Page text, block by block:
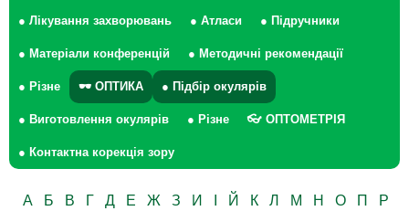
● Лікування захворювань ● Атласи ● Підручники
● Матеріали конференцій ● Методичні рекомендації
● Різне 🕶 ОПТИКА ● Підбір окулярів
● Виготовлення окулярів ● Різне 👓 ОПТОМЕТРІЯ
● Контактна корекція зору
А Б В Г Д Е Ж З И Й К Л М Н О П
Р